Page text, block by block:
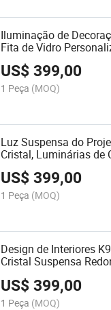
Iluminação de
Fita de Vidro
de Hotel, Villa, Escada
Banquete, Lâmpada de
US$399,00
1 Peça (MOQ)
Luz Suspensa do
Cristal, Luminárias de
Luxo Moderno,
Lustres de Cristal
US$399,00
1 Peça (MOQ)
Design de Interiores
Cristal Suspensa
Candelabro para Sala
de Jantar
US$399,00
1 Peça (MOQ)